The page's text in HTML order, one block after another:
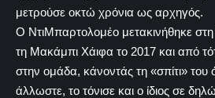
μετρούσε οκτώ χρόνια ως αρχηγός.
Ο ΝτιΜπαρτολομέο μετακινήθηκε
τη Μακάμπι Χάιφα το 2017 και από
στην ομάδα, κάνοντάς τη «σπίτι» του
άλλωστε, το τόνισε και ο ίδιος σε